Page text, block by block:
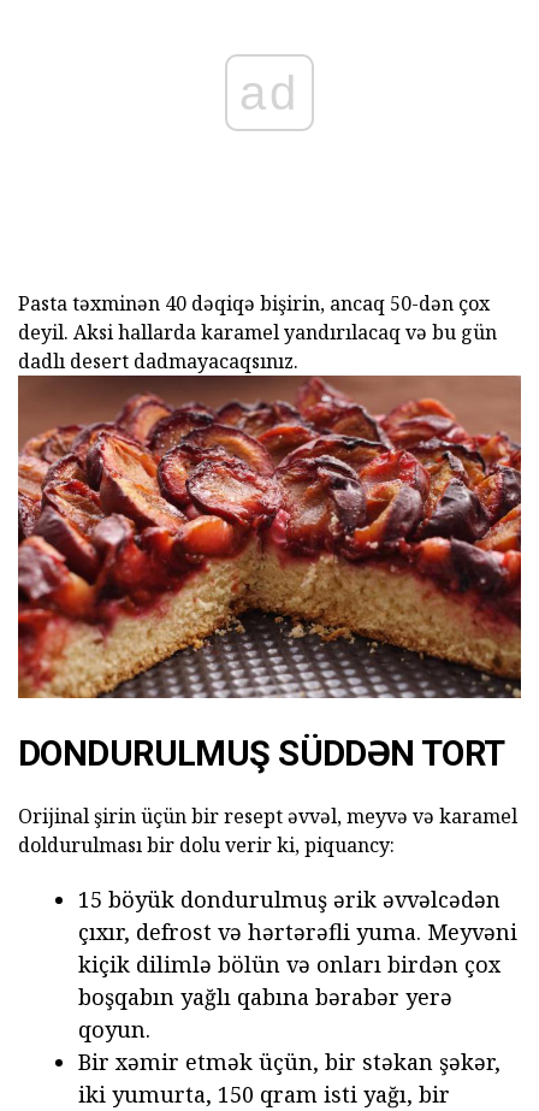
ad
Pasta təxminən 40 dəqiqə bişirin, ancaq 50-dən çox
deyil. Aksi hallarda karamel yandırılacaq və bu gün
dadlı desert dadmayacaqsınız.
DONDURULMUŞ SÜDDƏN TORT
Orijinal şirin üçün bir resept əvvəl, meyvə və karamel
doldurulması bir dolu verir ki, piquancy:
15 böyük dondurulmuş ərik əvvəlcədən
çıxır, defrost və hərtərəfli yuma. Meyvəni
kiçik dilimlə bölün və onları birdən çox
boşqabın yağlı qabına bərabər yerə
qoyun.
Bir xəmir etmək üçün, bir stəkan şəkər,
iki yumurta, 150 qram isti yağı, bir